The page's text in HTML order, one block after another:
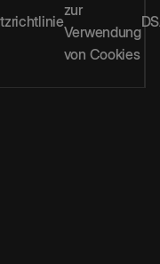
zur
Verwendung
von Cookies